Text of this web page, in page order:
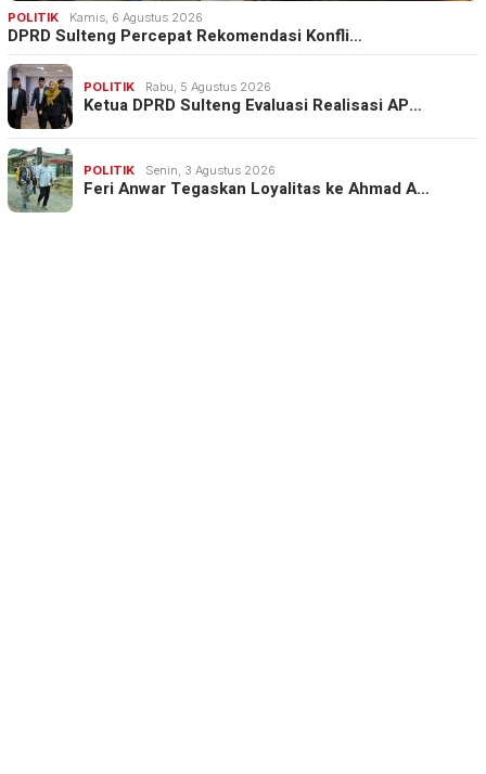
POLITIK Kamis, 6 Agustus 2026
DPRD Sulteng Percepat Rekomendasi Konfli…
POLITIK Rabu, 5 Agustus 2026
Ketua DPRD Sulteng Evaluasi Realisasi AP…
POLITIK Senin, 3 Agustus 2026
Feri Anwar Tegaskan Loyalitas ke Ahmad A…